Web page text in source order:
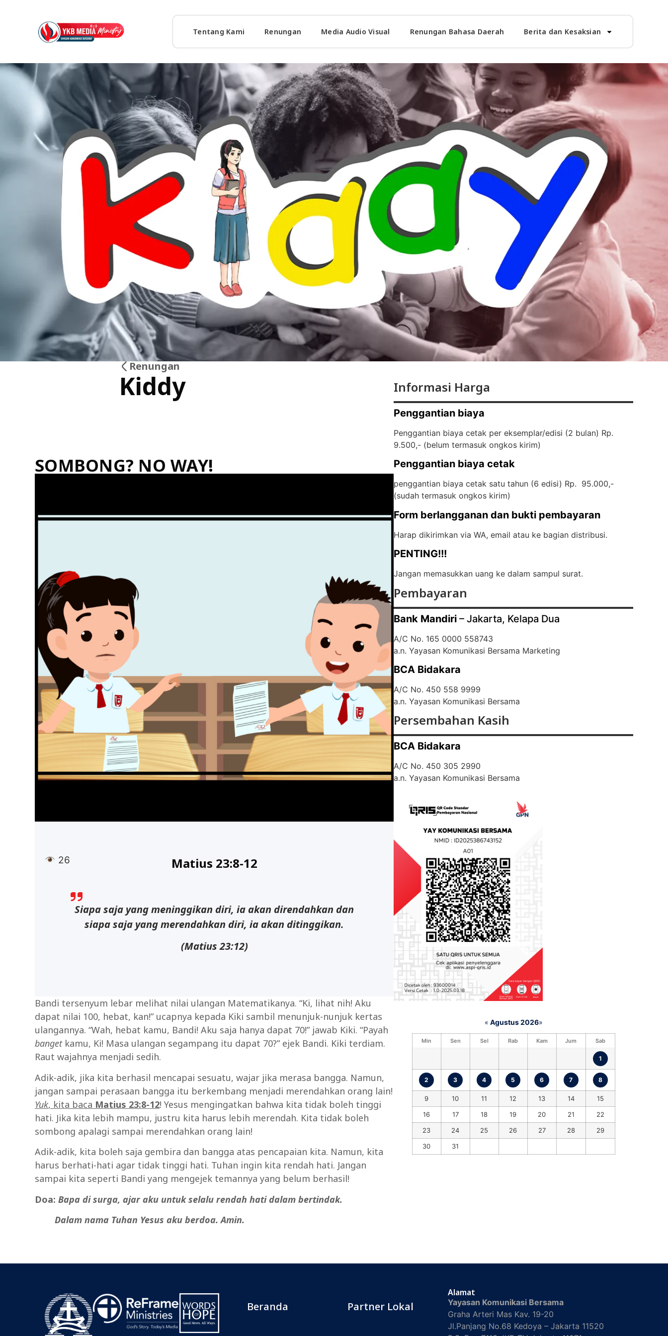
Tentang Kami Renungan Media Audio Visual Renungan Bahasa Daerah Berita dan Kesaksian
Renungan
Kiddy
SOMBONG? NO WAY!
26 Matius 23:8-12
Siapa saja yang meninggikan diri, ia akan direndahkan dan
siapa saja yang merendahkan diri, ia akan ditinggikan.
(Matius 23:12)
Bandi tersenyum lebar melihat nilai ulangan Matematikanya. “Ki, lihat nih! Aku
dapat nilai 100, hebat, kan!” ucapnya kepada Kiki sambil menunjuk-nunjuk kertas
ulangannya. “Wah, hebat kamu, Bandi! Aku saja hanya dapat 70!” jawab Kiki. “Payah
banget kamu, Ki! Masa ulangan segampang itu dapat 70?” ejek Bandi. Kiki terdiam.
Raut wajahnya menjadi sedih.
Adik-adik, jika kita berhasil mencapai sesuatu, wajar jika merasa bangga. Namun,
jangan sampai perasaan bangga itu berkembang menjadi merendahkan orang lain!
Yuk, kita baca Matius 23:8-12! Yesus mengingatkan bahwa kita tidak boleh tinggi
hati. Jika kita lebih mampu, justru kita harus lebih merendah. Kita tidak boleh
sombong apalagi sampai merendahkan orang lain!
Adik-adik, kita boleh saja gembira dan bangga atas pencapaian kita. Namun, kita
harus berhati-hati agar tidak tinggi hati. Tuhan ingin kita rendah hati. Jangan
sampai kita seperti Bandi yang mengejek temannya yang belum berhasil!
Doa: Bapa di surga, ajar aku untuk selalu rendah hati dalam bertindak.
Dalam nama Tuhan Yesus aku berdoa. Amin.
Informasi Harga
Penggantian biaya
Penggantian biaya cetak per eksemplar/edisi (2 bulan) Rp.
9.500,- (belum termasuk ongkos kirim)
Penggantian biaya cetak
penggantian biaya cetak satu tahun (6 edisi) Rp. 95.000,-
(sudah termasuk ongkos kirim)
Form berlangganan dan bukti pembayaran
Harap dikirimkan via WA, email atau ke bagian distribusi.
PENTING!!!
Jangan memasukkan uang ke dalam sampul surat.
Pembayaran
Bank Mandiri – Jakarta, Kelapa Dua
A/C No. 165 0000 558743
a.n. Yayasan Komunikasi Bersama Marketing
BCA Bidakara
A/C No. 450 558 9999
a.n. Yayasan Komunikasi Bersama
Persembahan Kasih
BCA Bidakara
A/C No. 450 305 2990
a.n. Yayasan Komunikasi Bersama
« Agustus 2026»
Min Sen Sel Rab Kam Jum Sab
1
2 3 4 5 6 7 8
9 10 11 12 13 14
15
16
17 18 19 20 21
22
23
24 25 26 27 28
29
30
31
Beranda Partner Lokal
Alamat
Yayasan Komunikasi Bersama
Graha Arteri Mas Kav. 19-20
Jl.Panjang No.68 Kedoya – Jakarta 11520